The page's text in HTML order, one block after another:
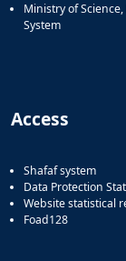
Ministry of
System
Access
Shafaf system
Data Protection
Website statistical
Foad128